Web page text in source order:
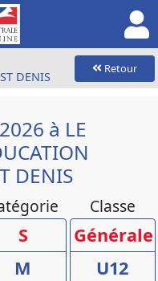
DENIS
Retour
à LE
DENIS
S
M
Classe
Générale
U12